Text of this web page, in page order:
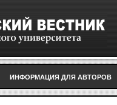
ИНФОРМАЦИЯ ДЛЯ АВТОРОВ